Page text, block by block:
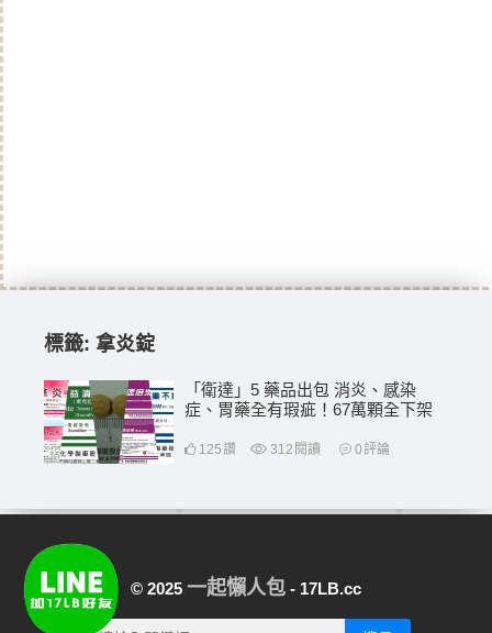
標籤: 拿炎錠
「衛達」5 藥品出包 消炎、感染
症、胃藥全有瑕疵！67萬顆全下架
125讚 312 閱讀 0評論
© 2025 一起懶人包 - 17LB.cc